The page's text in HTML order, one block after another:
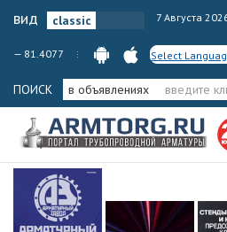
вид 7 Августа
— 81.4077 Select
ПОИСК в объявлениях